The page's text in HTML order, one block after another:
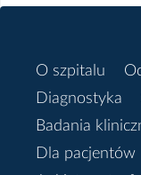
O szpitalu
Diagnostyka
Badania
Dla pacjentów